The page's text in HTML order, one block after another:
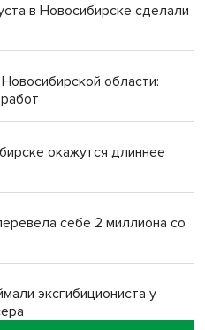
в Новосибирске сделали
области:
окажутся длиннее
себе 2 миллиона со
эксгибициониста у